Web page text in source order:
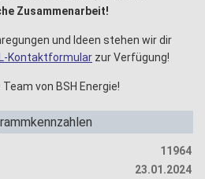
Zusammenarbeit!
und Ideen stehen wir dir
Kontaktformular zur Verfügung!
von BSH Energie!
11964
23.01.2024